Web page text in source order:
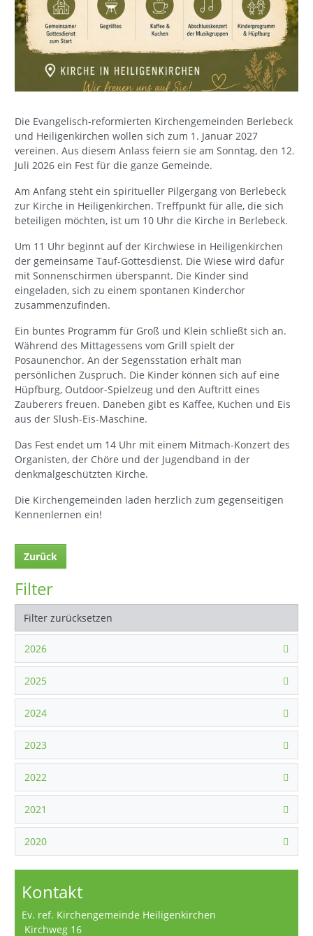
Die Evangelisch-reformierten Kirchengemeinden Berlebeck
und Heiligenkirchen wollen sich zum 1. Januar 2027
vereinen. Aus diesem Anlass feiern sie am Sonntag, den 12.
Juli 2026 ein Fest für die ganze Gemeinde.
Am Anfang steht ein spiritueller Pilgergang von Berlebeck
zur Kirche in Heiligenkirchen. Treffpunkt für alle, die sich
beteiligen möchten, ist um 10 Uhr die Kirche in Berlebeck.
Um 11 Uhr beginnt auf der Kirchwiese in Heiligenkirchen
der gemeinsame Tauf-Gottesdienst. Die Wiese wird dafür
mit Sonnenschirmen überspannt. Die Kinder sind
eingeladen, sich zu einem spontanen Kinderchor
zusammenzufinden.
Ein buntes Programm für Groß und Klein schließt sich an.
Während des Mittagessens vom Grill spielt der
Posaunenchor. An der Segensstation erhält man
persönlichen Zuspruch. Die Kinder können sich auf eine
Hüpfburg, Outdoor-Spielzeug und den Auftritt eines
Zauberers freuen. Daneben gibt es Kaffee, Kuchen und Eis
aus der Slush-Eis-Maschine.
Das Fest endet um 14 Uhr mit einem Mitmach-Konzert des
Organisten, der Chöre und der Jugendband in der
denkmalgeschützten Kirche.
Die Kirchengemeinden laden herzlich zum gegenseitigen
Kennenlernen ein!
Zurück
Filter
Filter zurücksetzen
2026
2025
2024
2023
2022
2021
2020
Kontakt
Ev. ref. Kirchengemeinde Heiligenkirchen
Kirchweg 16